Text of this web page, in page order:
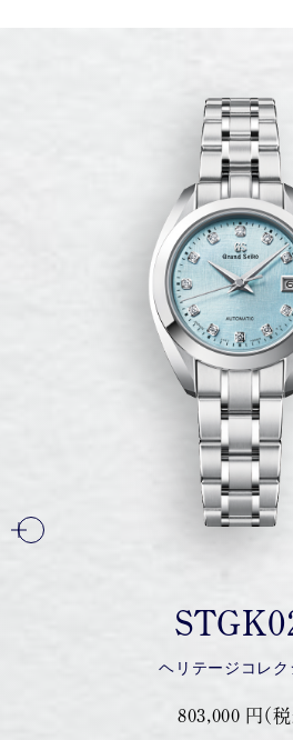
ヘリテージコレク
803,000 円（税